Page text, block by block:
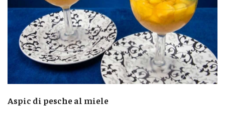
Aspic di pesche al miele